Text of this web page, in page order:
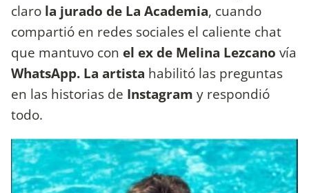
claro la jurado de La Academia, cuando
compartió en redes sociales el caliente chat
que mantuvo con el ex de Melina Lezcano vía
WhatsApp. La artista habilitó las preguntas
en las historias de Instagram y respondió
todo.